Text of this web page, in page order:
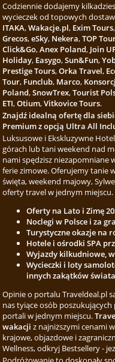
Codziennie dodajemy
wycieczek od topowych
ITAKA,Wakacje.pl, Exim Tours
Grecos,eSky, Nekera,TOP
Click&Go,Anex Poland, Join
Holiday, Easygo,Sun&Fun,
Prestige Tours,Orka Travel,
Tour, Funclub, Marco,
Poland,SnowTrex,Tourist
ETI,Otium,Vitkovice Tours.
Znajdź idealną ofertę dla
Premium z opcją Ultra All
Luksusowe i Ekskluzywne
górach lub tani weekend nad
nami spędzisz niezapomniane
ferie zimowe. Oferujemy tanie
święta, weekend majowy,
oferty travel w jednym miejscu.
Oferty na Lato i Zimę
Noclegi w Polsce i za
Turystyczne okazje na
Hotele i ośrodki SPA
Wyjazdy kilkudniowe,
Wycieczki i loty
innych zakątków świata
Opinie o portalu Traveldeal.pl
nas tyiące osób
portali w jednym miejscu.
wakacji z najniższymi cenami
krajowe, objazdowe i
Wellness, odkryj Bestsellery -